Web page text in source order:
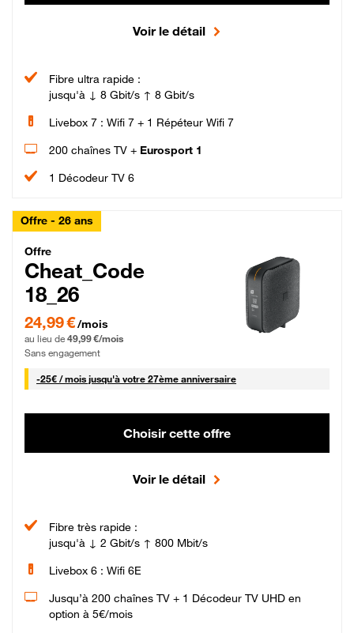
Voir le détail
Fibre ultra rapide :
jusqu'à ↓ 8 Gbit/s ↑ 8 Gbit/s
Livebox 7 : Wifi 7 + 1 Répéteur Wifi 7
200 chaînes TV + Eurosport 1
1 Décodeur TV 6
Offre - 26 ans
Cheat_Code Fibre_18_26
Offre
Cheat_Code
18_26
24,99 € par mois pendant 0 mois puis 49,99 € par mois, Sans engagement
24,99 €/mois
au lieu de 49,99 €/mois
Sans engagement
-25€ / mois25 € par mois
jusqu'à votre 27ème anniversaire
Choisir cette offre
Voir le détail
Fibre très rapide :
jusqu'à ↓ 2 Gbit/s ↑ 800 Mbit/s
Livebox 6 : Wifi 6E
Jusqu’à 200 chaînes TV + 1 Décodeur TV UHD en
option à 5€/mois